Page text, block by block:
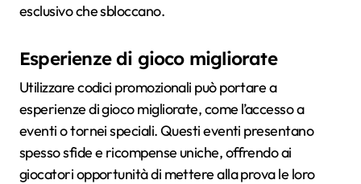
esclusivo che sbloccano.
Esperienze di gioco migliorate
Utilizzare codici promozionali può portare a
esperienze di gioco migliorate, come l’accesso a
eventi o tornei speciali. Questi eventi presentano
spesso sfide e ricompense uniche, offrendo ai
giocatori opportunità di mettere alla prova le loro